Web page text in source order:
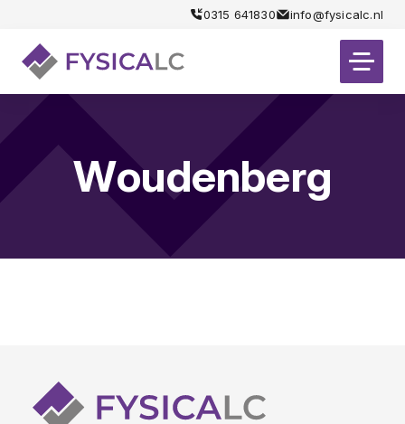
0315 641830 info@fysicalc.nl
Woudenberg